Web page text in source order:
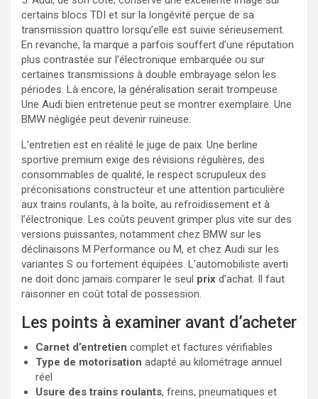
certains blocs TDI et sur la longévité perçue de sa
transmission quattro lorsqu’elle est suivie sérieusement.
En revanche, la marque a parfois souffert d’une réputation
plus contrastée sur l’électronique embarquée ou sur
certaines transmissions à double embrayage selon les
périodes. Là encore, la généralisation serait trompeuse.
Une Audi bien entretenue peut se montrer exemplaire. Une
BMW négligée peut devenir ruineuse.
L’entretien est en réalité le juge de paix. Une berline
sportive premium exige des révisions régulières, des
consommables de qualité, le respect scrupuleux des
préconisations constructeur et une attention particulière
aux trains roulants, à la boîte, au refroidissement et à
l’électronique. Les coûts peuvent grimper plus vite sur des
versions puissantes, notamment chez BMW sur les
déclinaisons M Performance ou M, et chez Audi sur les
variantes S ou fortement équipées. L’automobiliste averti
ne doit donc jamais comparer le seul prix d’achat. Il faut
raisonner en coût total de possession.
Les points à examiner avant d’acheter
Carnet d’entretien complet et factures vérifiables
Type de motorisation adapté au kilométrage annuel
réel
Usure des trains roulants, freins, pneumatiques et